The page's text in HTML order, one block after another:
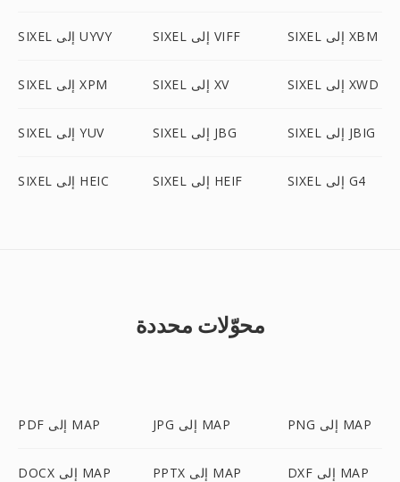
SIXEL إلى UYVY SIXEL إلى VIFF SIXEL إلى XBM
SIXEL إلى XPM SIXEL إلى XV SIXEL إلى XWD
SIXEL إلى YUV SIXEL إلى JBG SIXEL إلى JBIG
SIXEL إلى HEIC SIXEL إلى HEIF SIXEL إلى G4
محوّلات محددة
PDF إلى MAP JPG إلى MAP PNG إلى MAP
DOCX إلى MAP PPTX إلى MAP DXF إلى MAP